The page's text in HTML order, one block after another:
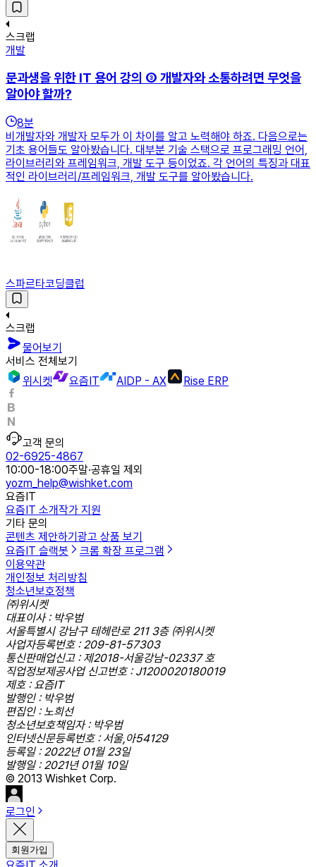
스크랩
개발
문과생을 위한 IT 용어 강의 ③ 개발자와 소통하려면 무엇을
알아야 할까?
8분
비개발자와 개발자 모두가 이 차이를 알고 노력해야 하죠. 다음으로는
기초 용어들도 알아봤습니다. 대부분 기술 스택으로 프로그래밍 언어,
라이브러리와 프레임워크, 개발 도구 등이었죠. 각 언어의 특징과 대표
적인 라이브러리/프레임워크, 개발 도구를 알아봤습니다.
스파르타코딩클럽
스크랩
물어보기
서비스 전체보기
위시켓
요즘IT AIDP - AX Rise ERP
고객 문의
02-6925-4867
10:00-18:00주말·공휴일 제외
yozm_help@wishket.com
요즘IT
요즘IT 소개작가 지원
기타 문의
콘텐츠 제안하기 광고 상품 보기
요즘IT 슬랙봇
크롬 확장 프로그램
이용약관
개인정보 처리방침
청소년보호정책
㈜위시켓
대표이사 : 박우범
서울특별시 강남구 테헤란로 211 3층 ㈜위시켓
사업자등록번호 : 209-81-57303
통신판매업신고 : 제2018-서울강남-02337 호
직업정보제공사업 신고번호 : J1200020180019
제호 : 요즘IT
발행인 : 박우범
편집인 : 노희선
청소년보호책임자 : 박우범
인터넷신문등록번호 : 서울,아54129
등록일 : 2022년 01월 23일
발행일 : 2021년 01월 10일
© 2013 Wishket Corp.
로그인
회원가입